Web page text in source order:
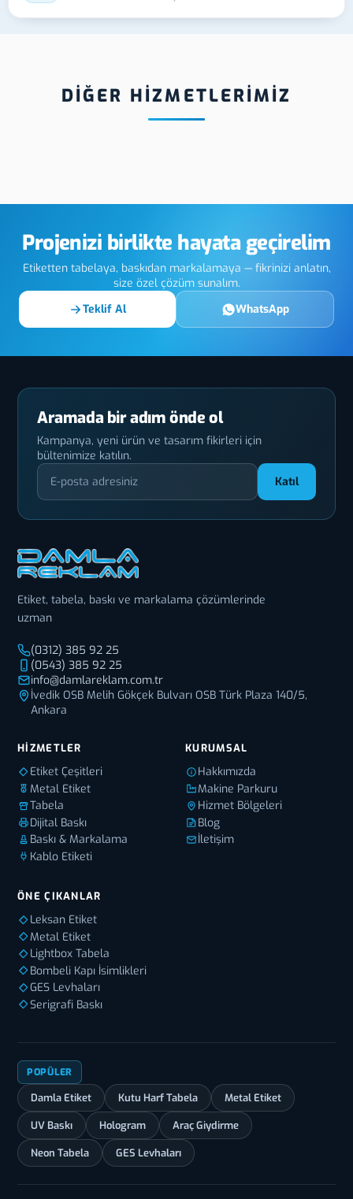
DİĞER HİZMETLERİMİZ
Etiket
Projenizi birlikte hayata geçirelim
Etiketten tabelaya, baskıdan markalamaya — fikrinizi anlatın,
size özel çözüm sunalım.
Teklif Al
WhatsApp
Aramada bir adım önde ol
Kampanya, yeni ürün ve tasarım fikirleri için
bültenimize katılın.
Katıl
Etiket, tabela, baskı ve markalama çözümlerinde
uzman
(0312) 385 92 25
(0543) 385 92 25
info@damlareklam.com.tr
İvedik OSB Melih Gökçek Bulvarı OSB Türk Plaza 140/5,
Ankara
HIZMETLER
Etiket Çeşitleri
Metal Etiket
Tabela
Dijital Baskı
Baskı & Markalama
Kablo Etiketi
KURUMSAL
Hakkımızda
Makine Parkuru
Hizmet Bölgeleri
Blog
İletişim
ÖNE ÇIKANLAR
Leksan Etiket
Metal Etiket
Lightbox Tabela
Bombeli Kapı İsimlikleri
GES Levhaları
Serigrafi Baskı
POPÜLER
Damla Etiket Kutu Harf Tabela Metal Etiket
UV Baskı Hologram Araç Giydirme
Neon Tabela GES Levhaları